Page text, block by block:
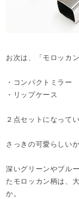
お次は、「モロッカ
・コンパクトミラー
・リップケース
２点セットになってい
さっきの可愛らしい
深いグリーンやブル
たモロッカン柄は、
か。